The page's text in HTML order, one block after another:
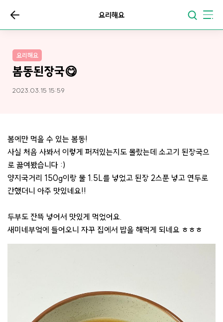
요리해요
요리해요
봄동된장국😋
2023.03.15 15:59
봄에만 먹을 수 있는 봄동!
사실 처음 사봐서 이렇게 퍼져있는지도 몰랐는데 소고기 된장국으
로 끓여봤습니다 :)
양지국거리 150g이랑 물 1.5L를 넣었고 된장 2스푼 넣고 연두로
간했더니 아주 맛있네요!!
두부도 잔뜩 넣어서 맛있게 먹었어요.
새미네부엌에 들어오니 자꾸 집에서 밥을 해먹게 되네요 ㅎㅎㅎ